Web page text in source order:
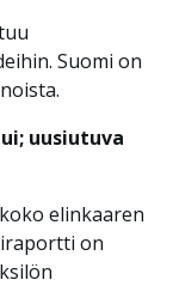
Suomi on
uusiutuva
elinkaaren
on